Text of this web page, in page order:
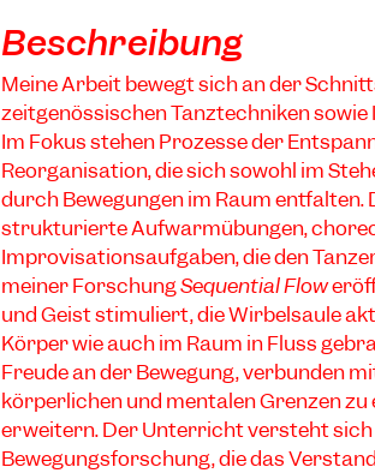
Beschreibung
Meine Arbeit bewegt sich an der
zeitgenössischen Tanztechniken
Im Fokus stehen Prozesse der
Reorganisation, die sich sowohl im
durch Bewegungen im Raum entfalten.
strukturierte Aufwärmübungen,
Improvisationsaufgaben, die den
meiner ForschungSequential Flow
und Geist stimuliert, die Wirbelsäule
Körper wie auch im Raum in Fluss
Freude an der Bewegung, verbunden
körperlichen und mentalen Grenzen
erweitern. Der Unterricht versteht
Bewegungsforschung, die das